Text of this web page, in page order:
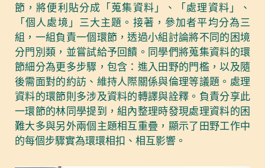
節，將便利貼分成「蒐集資料」、「處理資料」、
「個人處境」三大主題。接著，參加者平均分為三
組，一組負責一個環節，透過小組討論將不同的困境
分門別類，並嘗試給予回饋。同學們將蒐集資料的環
節細分為更多步驟，包含：進入田野的門檻，以及隨
後需面對的約訪、維持人際關係與倫理等議題。處理
資料的環節則多涉及資料的轉譯與詮釋。負責分享此
一環節的林同學提到，組內整理時發現處理資料的困
難大多與另外兩個主題相互重疊，顯示了田野工作中
的每個步驟實為環環相扣、相互影響。